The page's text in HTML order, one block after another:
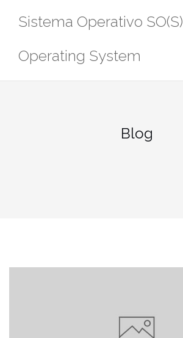
Sistema Operativo SO(S)
Operating System
Blog